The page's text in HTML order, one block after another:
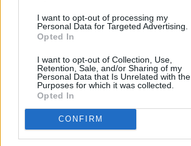
I want to opt-out of processing my
Personal Data for Targeted Advertising.
Opted In
I want to opt-out of Collection, Use,
Retention, Sale, and/or Sharing of my
Personal Data that Is Unrelated with the
Purposes for which it was collected.
Opted In
CONFIRM